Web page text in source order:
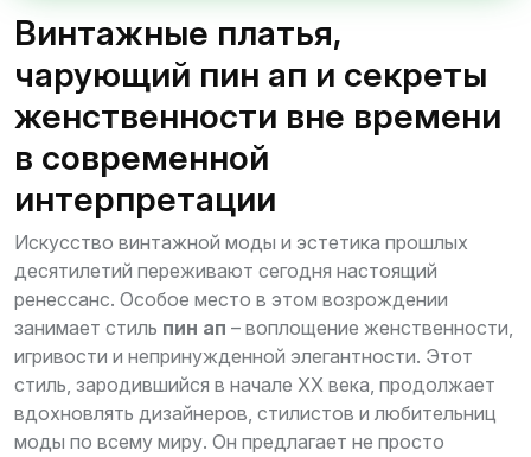
Винтажные платья,
чарующий пин ап и секреты
женственности вне времени
в современной
интерпретации
Искусство винтажной моды и эстетика прошлых
десятилетий переживают сегодня настоящий
ренессанс. Особое место в этом возрождении
занимает стиль пин ап – воплощение женственности,
игривости и непринужденной элегантности. Этот
стиль, зародившийся в начале XX века, продолжает
вдохновлять дизайнеров, стилистов и любительниц
моды по всему миру. Он предлагает не просто